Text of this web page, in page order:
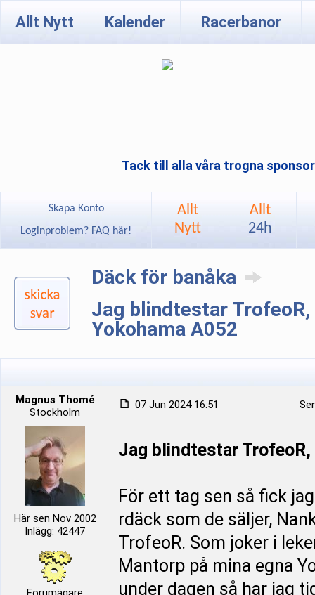
Allt Nytt Kalender Racerbanor
Tack till alla våra trogna
Skapa Konto
Loginproblem? FAQ här!
Allt
Nytt
Allt
24h
Däck för banåka
Jag blindtestar TrofeoR,
Yokohama A052
Magnus Thomé
Stockholm
Här sen Nov 2002
Inlägg: 42447
07 Jun 2024 16:51
Jag blindtestar TrofeoR,
För ett tag sen så fick
rdäck som de säljer,
TrofeoR. Som joker i
Mantorp på mina egna
under dagen så har jag